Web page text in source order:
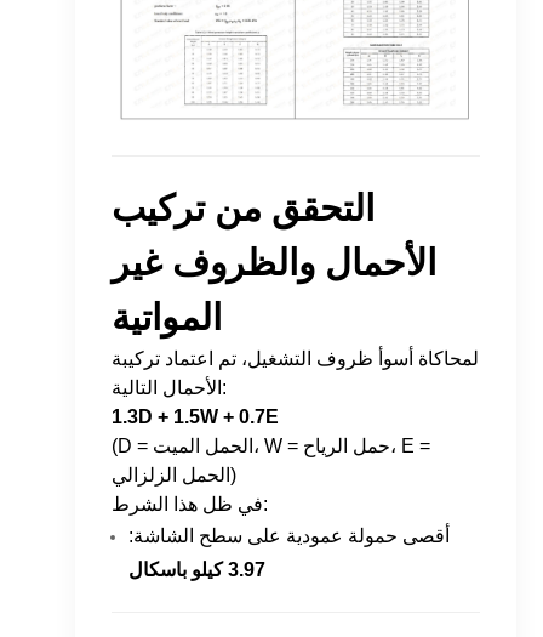
التحقق من تركيب
الأحمال والظروف غير
المواتية
لمحاكاة أسوأ ظروف التشغيل، تم اعتماد تركيبة
الأحمال التالية:
1.3D + 1.5W + 0.7E
(D = الحمل الميت، W = حمل الرياح، E =
الحمل الزلزالي)
في ظل هذا الشرط:
أقصى حمولة عمودية على سطح الشاشة:
3.97 كيلو باسكال